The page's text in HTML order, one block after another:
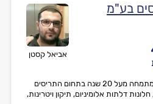
אביאל קסטן
בע"מ
אביאל.ב קסטן תריסים בע``מ, מתמחה מעל 20 שנה בתחום התריסים
דלתות אלומיניום, תיקון ויטרינות,